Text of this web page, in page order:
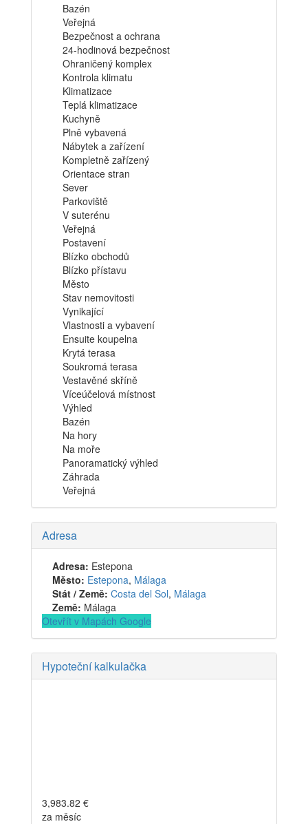
Bazén
Veřejná
Bezpečnost a ochrana
24-hodinová bezpečnost
Ohraničený komplex
Kontrola klimatu
Klimatizace
Teplá klimatizace
Kuchyně
Plně vybavená
Nábytek a zařízení
Kompletně zařízený
Orientace stran
Sever
Parkoviště
V suterénu
Veřejná
Postavení
Blízko obchodů
Blízko přístavu
Město
Stav nemovitosti
Vynikající
Vlastnosti a vybavení
Ensuite koupelna
Krytá terasa
Soukromá terasa
Vestavěné skříně
Víceúčelová místnost
Výhled
Bazén
Na hory
Na moře
Panoramatický výhled
Záhrada
Veřejná
Adresa
Adresa: Estepona
Město: Estepona, Málaga
Stát / Země: Costa del Sol, Málaga
Země: Málaga
Otevřít v Mapách Google
Hypoteční kalkulačka
3,983.82 €
za měsíc